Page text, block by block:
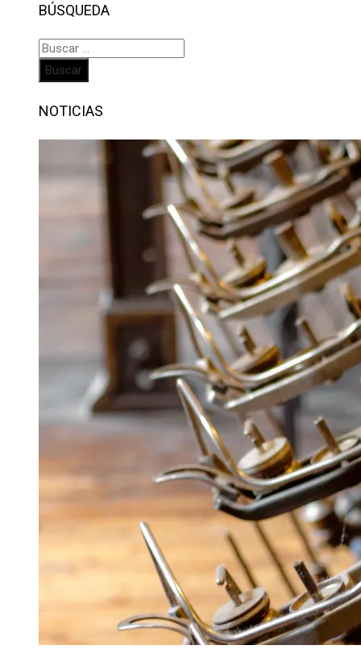
BÚSQUEDA
Buscar:
NOTICIAS